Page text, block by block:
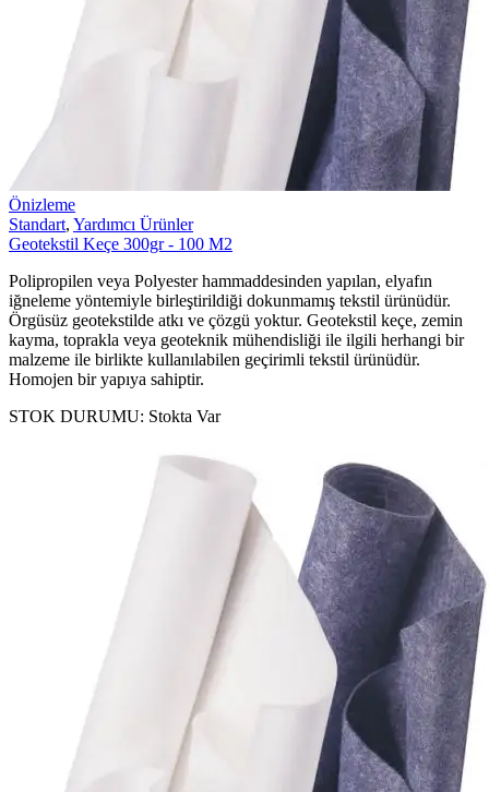
Önizleme
Standart, Yardımcı Ürünler
Geotekstil Keçe 300gr - 100 M2
Polipropilen veya Polyester hammaddesinden yapılan, elyafın
iğneleme yöntemiyle birleştirildiği dokunmamış tekstil ürünüdür.
Örgüsüz geotekstilde atkı ve çözgü yoktur. Geotekstil keçe, zemin
kayma, toprakla veya geoteknik mühendisliği ile ilgili herhangi bir
malzeme ile birlikte kullanılabilen geçirimli tekstil ürünüdür.
Homojen bir yapıya sahiptir.
STOK DURUMU: Stokta Var